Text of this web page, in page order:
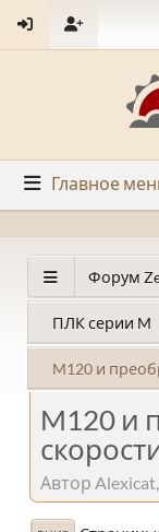
Главное
Форум
ПЛК серии M
M120 и
M120 и
Автор